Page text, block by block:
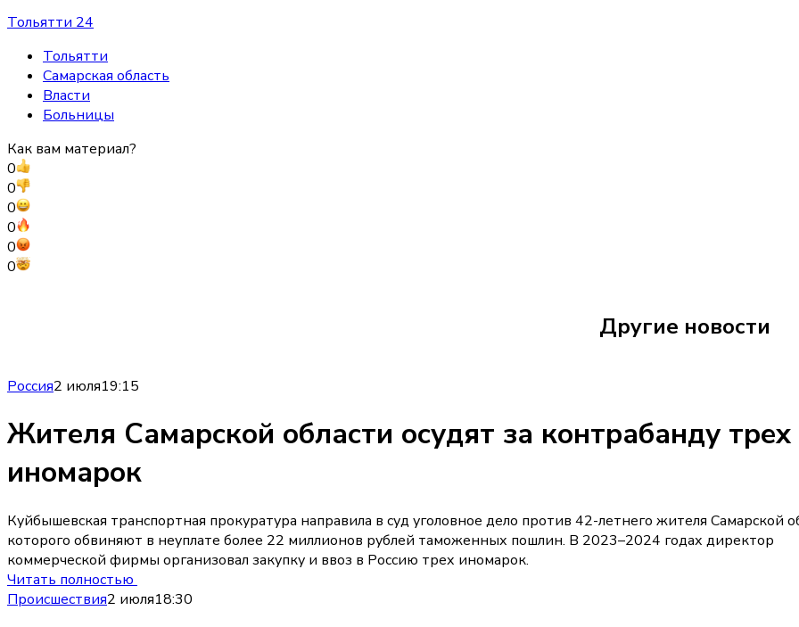
Тольятти 24
Тольятти
Самарская область
Власти
Больницы
Как вам материал?
0
0
0
0
0
0
Другие новости
Шахматисты
Россия2 июля19:15
Жителя Самарской области осудят за контрабанду трех
иномарок
Куйбышевская транспортная прокуратура направила в суд уголовное дело против 42-летнего жителя Самарской
которого обвиняют в неуплате более 22 миллионов рублей таможенных пошлин. В 2023–2024 годах директор
коммерческой фирмы организовал закупку и ввоз в Россию трех иномарок.
Читать полностью
Происшествия2 июля18:30